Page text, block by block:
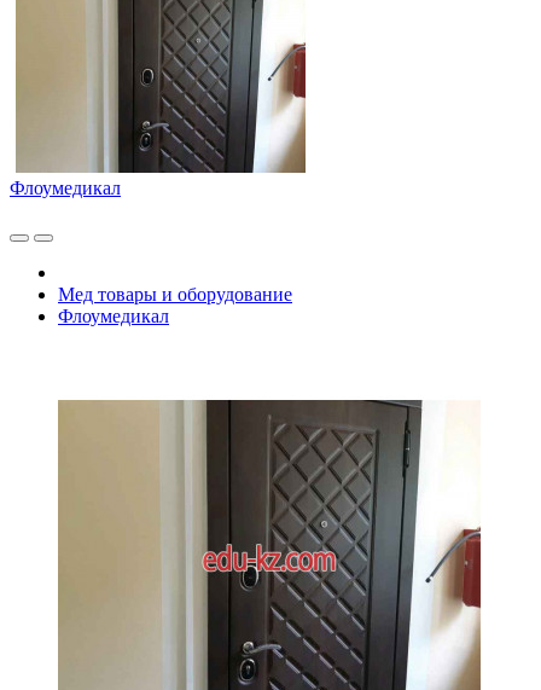
Флоумедикал
Мед товары и оборудование
Флоумедикал